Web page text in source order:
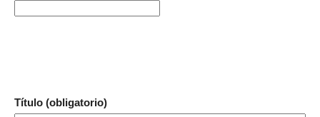
Título (obligatorio)